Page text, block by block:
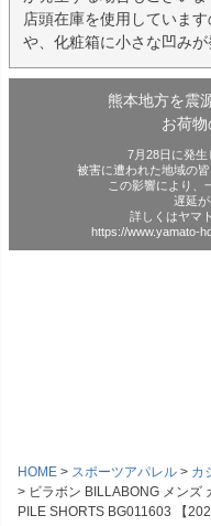
店頭在庫を使用していま
や、化粧箱に小さな凹みが
熊本地方を震
お荷
7月28日に発生
被害に遭われた地域の
この影響により、
遅延が
詳しくはヤマ
https://www.yamato-
HOME スポーツアパレル カ
ビラボン BILLABONG メンズ
PILE SHORTS BG011603 【